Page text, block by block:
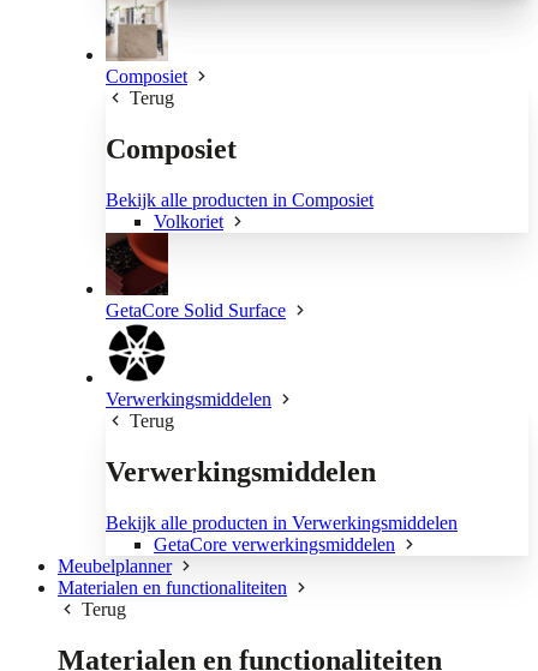
Composiet
Terug
Composiet
Bekijk alle producten in Composiet
Volkoriet
GetaCore Solid Surface
Verwerkingsmiddelen
Terug
Verwerkingsmiddelen
Bekijk alle producten in Verwerkingsmiddelen
GetaCore verwerkingsmiddelen
Meubelplanner
Materialen en functionaliteiten
Terug
Materialen en functionaliteiten